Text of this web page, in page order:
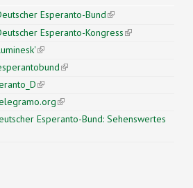
Esperanto-Bund(link is
external)
Esperanto-Kongress(link is
(link is external)
(link is external)
(link is external)
(link is external)
Esperanto-Bund: Sehenswertes